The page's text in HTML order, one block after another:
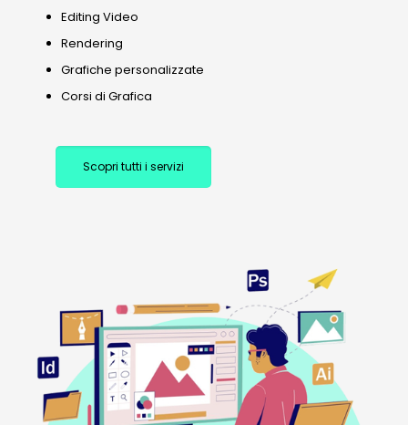
Editing Video
Rendering
Grafiche personalizzate
Corsi di Grafica
Scopri tutti i servizi